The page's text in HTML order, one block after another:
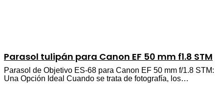
Parasol tulipán para Canon EF 50 mm f1.8 STM
Parasol de Objetivo ES-68 para Canon EF 50 mm f/1.8 STM:
Una Opción Ideal Cuando se trata de fotografía, los…